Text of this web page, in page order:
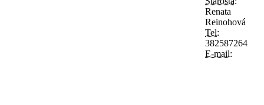
Renata
Reinohová
Tel:
382587264
E-mail: